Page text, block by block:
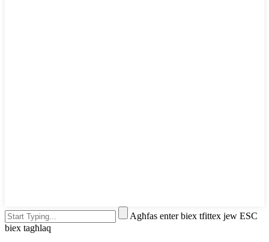
Agħfas enter biex tfittex jew ESC
biex tagħlaq